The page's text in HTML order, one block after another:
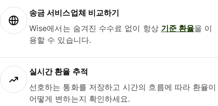
송금 서비스업체 비교하기
Wise에서는 숨겨진 수수료 없이 항상 기준 환율을 이
용할 수 있습니다.
실시간 환율 추적
선호하는 통화를 저장하고 시간의 흐름에 따라 환율이
어떻게 변하는지 확인하세요.